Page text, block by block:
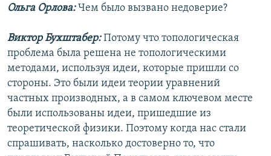
Ольга Орлова:Чем было вызвано недоверие?
Виктор Бухштабер:Потому что топологическая
проблема была решена не топологическими
методами, используя идеи, которые пришли со
стороны. Это были идеи теории уравнений
частных производных, а в самом ключевом месте
были использованы идеи, пришедшие из
теоретической физики. Поэтому когда нас стали
спрашивать, насколько достоверно то, что